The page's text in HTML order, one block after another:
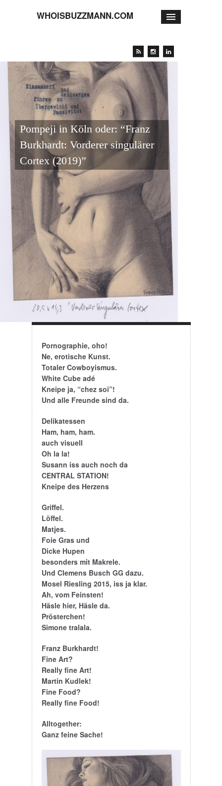
WHOISBUZZMANN.COM
Pompeji in Köln oder: “Franz
Burkhardt: Vorderer singulärer
Cortex (2019)”
Ne, erotische Kunst.
Totaler Cowboyismus.
White Cube adé
Kneipe ja, “chez soi”!
Und alle Freunde sind da.
Delikatessen
Ham, ham, ham.
auch visuell
Oh la la!
Susann iss auch noch da
CENTRAL STATION!
Kneipe des Herzens
Griffel.
Löffel.
Matjes.
Foie Gras und
Dicke Hupen
besonders mit Makrele.
Und Clemens Busch GG dazu.
Mosel Riesling 2015, iss ja klar.
Ah, vom Feinsten!
Häsle hier, Häsle da.
Prösterchen!
Simone tralala.
Franz Burkhardt!
Fine Art?
Really fine Art!
Martin Kudlek!
Fine Food?
Really fine Food!
Alltogether:
Ganz feine Sache!